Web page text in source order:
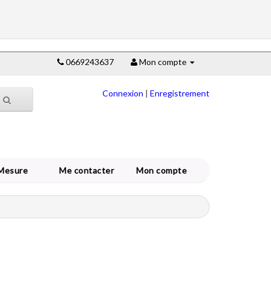
0669243637 Mon compte
Connexion | Enregistrement
Me contacter Mon compte